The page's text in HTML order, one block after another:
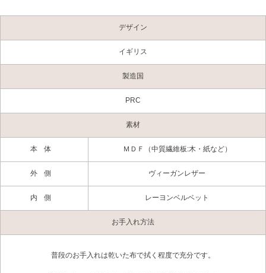
デザイン
イギリス
製造国
PRC
素材
本体 ＭＤＦ（中質繊維板:木・紙など）
外側 ヴィーガンレザー
内側 レーヨンベルベット
お手入れ方法
普段のお手入れは乾いた布で拭く程度で充分です。